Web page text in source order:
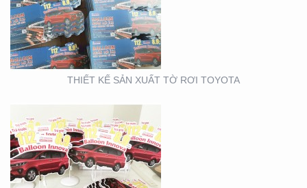
THIẾT KẾ SẢN XUẤT TỜ RƠI TOYOTA
WOBLER ” TÀI CHÍNH
TOYOTA”
THIẾT KẾ THI CÔNG
CỦA HÀNG THỰC PHẨM
AN TOÀN GOOD EARTH